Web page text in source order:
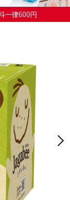
一律600円